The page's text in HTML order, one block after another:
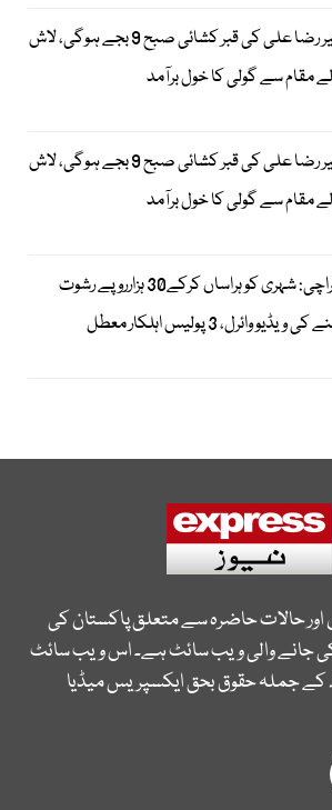
میر رضا علی کی قبر کشائی صبح 9 بجے ہوگی، لاش
مقام سے گولی کا خول برآمد
میر رضا علی کی قبر کشائی صبح 9 بجے ہوگی، لاش
مقام سے گولی کا خول برآمد
کراچی: شہری کو ہراساں کرکے30 ہزارروپے رشوت
کی ویڈیو وائرل، 3 پولیس اہلکار معطل
اور حالات حاضرہ سے متعلق پاکستان کی
جانے والی ویب سائٹ ہے۔ اس ویب سائٹ
کے جملہ حقوق بحق ایکسپریس میڈیا